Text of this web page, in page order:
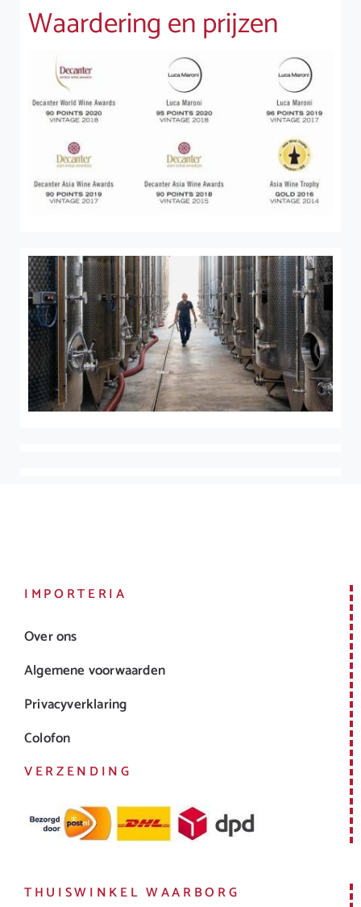
Waardering en prijzen
IMPORTERIA
Over ons
Algemene voorwaarden
Privacyverklaring
Colofon
VERZENDING
THUISWINKEL WAARBORG